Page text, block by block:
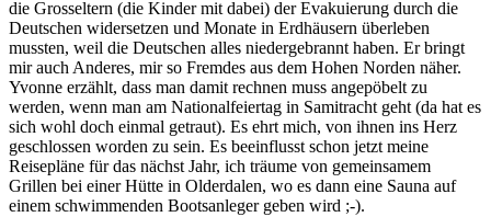
die Grosseltern (die Kinder mit dabei) der Evakuierung durch die
Deutschen widersetzen und Monate in Erdhäusern überleben
mussten, weil die Deutschen alles niedergebrannt haben. Er bringt
mir auch Anderes, mir so Fremdes aus dem Hohen Norden näher.
Yvonne erzählt, dass man damit rechnen muss angepöbelt zu
werden, wenn man am Nationalfeiertag in Samitracht geht (da hat es
sich wohl doch einmal getraut). Es ehrt mich, von ihnen ins Herz
geschlossen worden zu sein. Es beeinflusst schon jetzt meine
Reisepläne für das nächst Jahr, ich träume von gemeinsamem
Grillen bei einer Hütte in Olderdalen, wo es dann eine Sauna auf
einem schwimmenden Bootsanleger geben wird ;-).